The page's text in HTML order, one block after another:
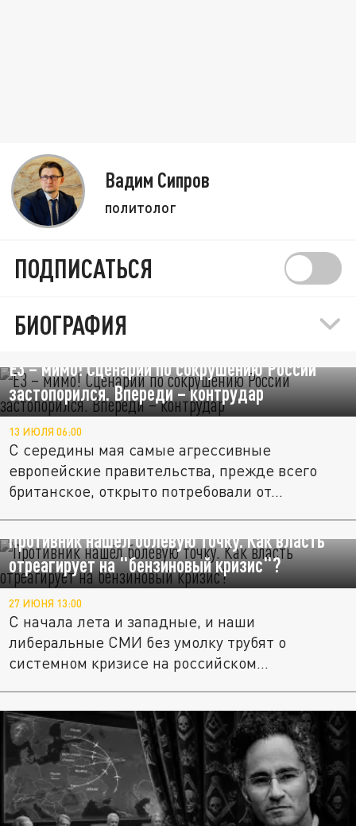
Вадим Сипров
политолог
ПОДПИСАТЬСЯ
БИОГРАФИЯ
Е3 – мимо! Сценарий по сокрушению России
застопорился. Впереди – контрудар
13 ИЮЛЯ 06:00
С середины мая самые агрессивные
европейские правительства, прежде всего
британское, открыто потребовали от...
Противник нашёл болевую точку. Как власть
отреагирует на "бензиновый кризис"?
27 ИЮНЯ 13:00
С начала лета и западные, и наши
либеральные СМИ без умолку трубят о
системном кризисе на российском